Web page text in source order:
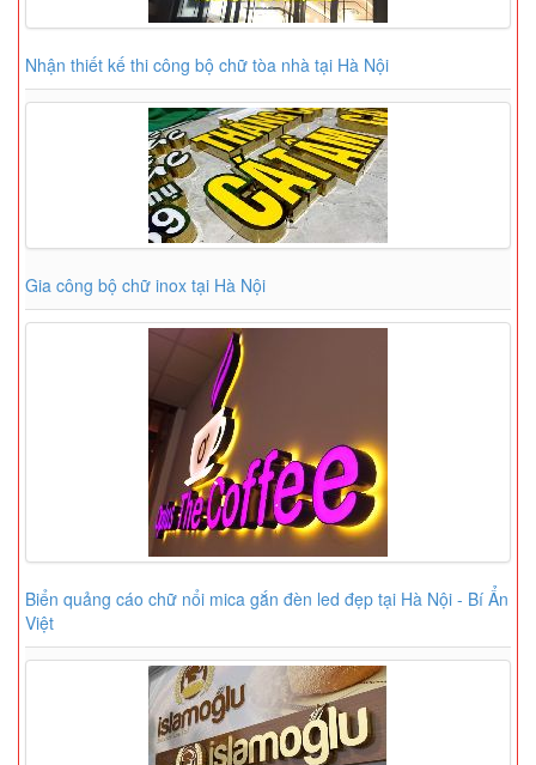
Nhận thiết kế thi công bộ chữ tòa nhà tại Hà Nội
Gia công bộ chữ inox tại Hà Nội
Biển quảng cáo chữ nổi mica gắn đèn led đẹp tại Hà Nội - Bí Ẩn
Việt